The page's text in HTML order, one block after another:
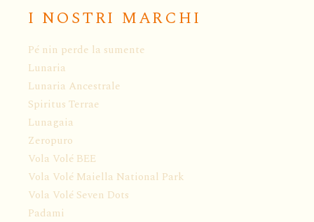
I NOSTRI MARCHI
Pé nin perde la sumente
Lunaria
Lunaria Ancestrale
Spiritus Terrae
Lunagaia
Zeropuro
Vola Volé BEE
Vola Volé Maiella National Park
Vola Volé Seven Dots
Padami